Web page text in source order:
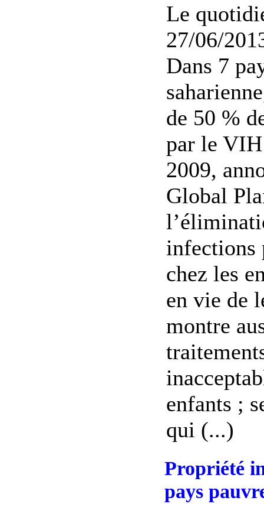
Le
27/06/
Dans 7
de 50 %
par le VIH
2009,
Global
infections
chez les
en vie de
montre
enfants ;
qui (...)
Propriété
pays